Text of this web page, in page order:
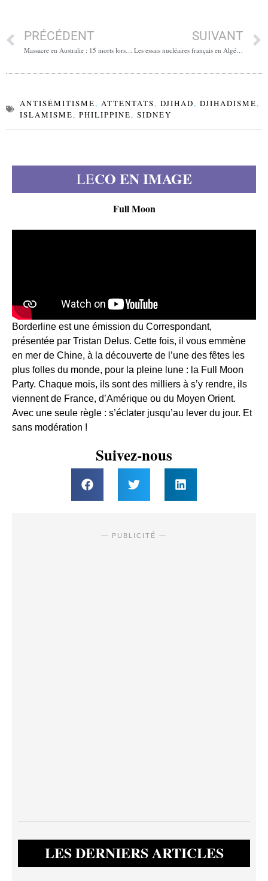
PRÉCÉDENT
Massacre en Australie : 15 morts lors d’un attentat
SUIVANT
Les essais nucléaires français en Algérie (1960-1966)
ANTISÉMITISME, ATTENTATS, DJIHAD, DJIHADISME,
ISLAMISME, PHILIPPINE, SIDNEY
LECO EN IMAGE
Full Moon
Borderline est une émission du Correspondant,
présentée par Tristan Delus. Cette fois, il vous emmène
en mer de Chine, à la découverte de l’une des fêtes les
plus folles du monde, pour la pleine lune : la Full Moon
Party. Chaque mois, ils sont des milliers à s’y rendre, ils
viennent de France, d’Amérique ou du Moyen Orient.
Avec une seule règle : s’éclater jusqu’au lever du jour. Et
sans modération !
Suivez-nous
— PUBLICITÉ —
LES DERNIERS ARTICLES